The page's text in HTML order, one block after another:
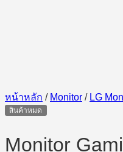
หน้าหลัก / Monitor / LG
สินค้าหมด
Monitor